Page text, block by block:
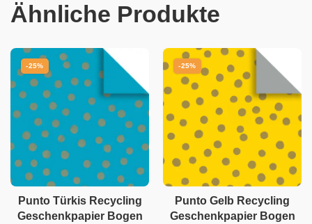
Ähnliche Produkte
-25%
Punto Türkis Recycling
Geschenkpapier Bogen
-25%
Punto Gelb Recycling
Geschenkpapier Bogen